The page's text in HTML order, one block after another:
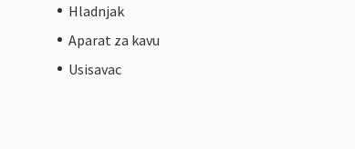
Hladnjak
Aparat za kavu
Usisavac